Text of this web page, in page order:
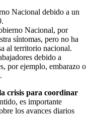
Nacional debido a un
Nacional, por
síntomas, pero no ha
al territorio nacional.
debido a
por ejemplo, embarazo o
crisis para coordinar
es importante
los avances diarios